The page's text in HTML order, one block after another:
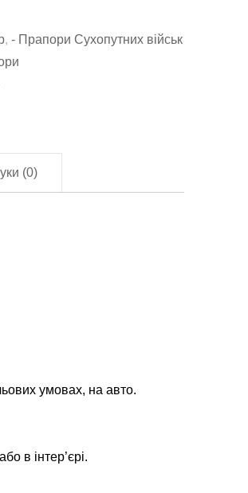
,- Прапори Сухопутних військ
(0)
умовах, на авто.
в інтер’єрі.